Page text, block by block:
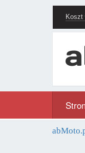
Koszt